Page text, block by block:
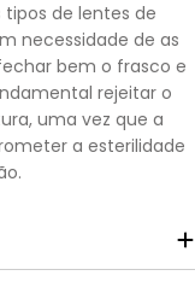
de lentes de
necessidade de as
bem o frasco e
rejeitar o
uma vez que a
a esterilidade